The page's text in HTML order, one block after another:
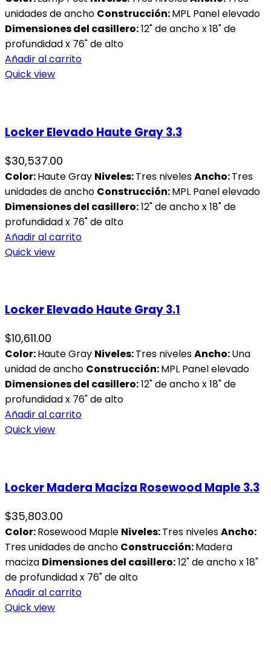
unidades de ancho Construcción:MPL Panel elevado
Dimensiones del casillero:12" de ancho x 18" de
profundidad x 76" de alto
Añadir al carrito
Quick view
Locker Elevado Haute Gray 3.3
$30,537.00
Color:Haute Gray Niveles:Tres nivelesAncho:Tres
unidades de ancho Construcción:MPL Panel elevado
Dimensiones del casillero:12" de ancho x 18" de
profundidad x 76" de alto
Añadir al carrito
Quick view
Locker Elevado Haute Gray 3.1
$10,611.00
Color:Haute Gray Niveles:Tres nivelesAncho:Una
unidad de ancho Construcción:MPL Panel elevado
Dimensiones del casillero:12" de ancho x 18" de
profundidad x 76" de alto
Añadir al carrito
Quick view
Locker Madera Maciza Rosewood Maple 3.3
$35,803.00
Color:Rosewood Maple Niveles:Tres nivelesAncho:
Tres unidades de ancho Construcción:Madera
maciza Dimensiones del casillero:12" de ancho x 18"
de profundidad x 76" de alto
Añadir al carrito
Quick view